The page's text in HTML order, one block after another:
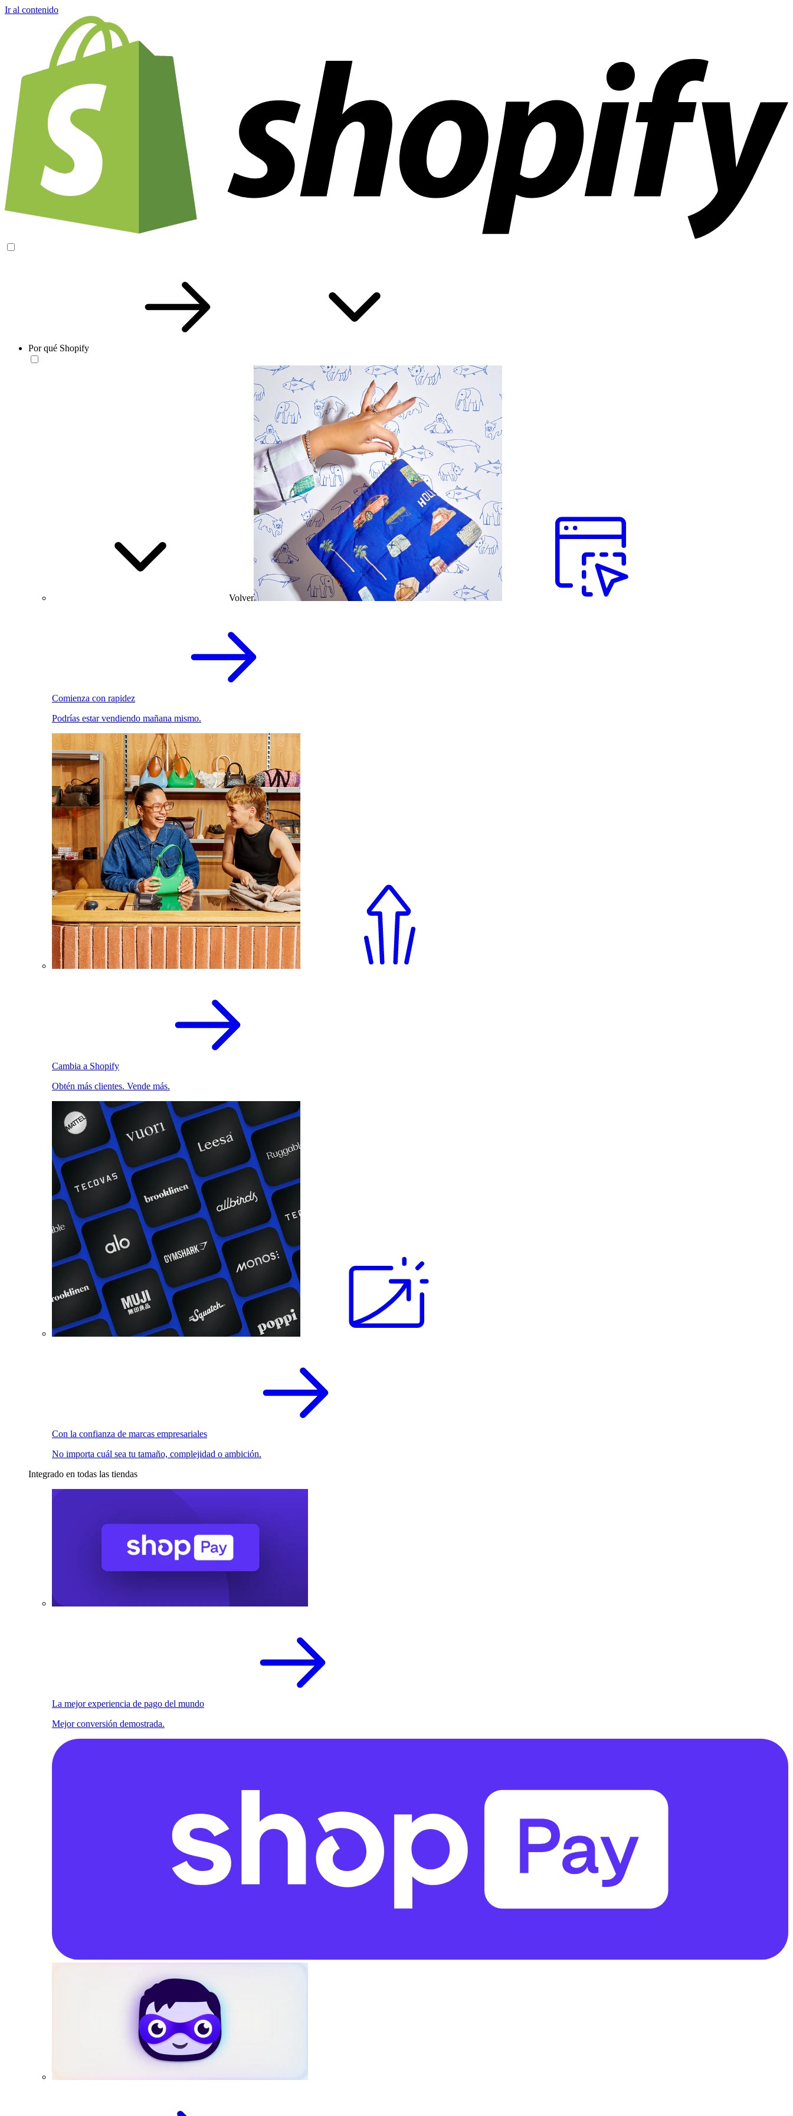
Ir al contenido
Por qué Shopify
Volver
Comienza con rapidez
Podrías estar vendiendo mañana mismo.
Cambia a Shopify
Obtén más clientes. Vende más.
Con la confianza de marcas empresariales
No importa cuál sea tu tamaño, complejidad o ambición.
Integrado en todas las tiendas
La mejor experiencia de pago del mundo
Mejor conversión demostrada.